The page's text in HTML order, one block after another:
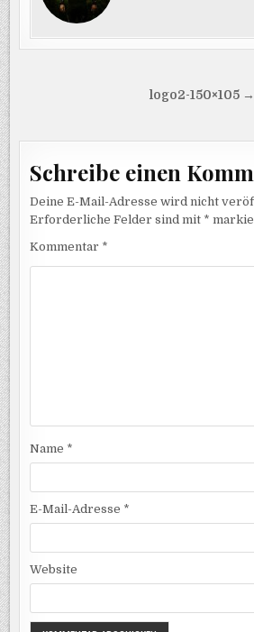
Beitragsnavigation
logo2-150×105 →
Schreibe einen
Deine E-Mail-Adresse wird nicht
Erforderliche Felder sind mit *
Kommentar *
Name *
E-Mail-Adresse *
Website